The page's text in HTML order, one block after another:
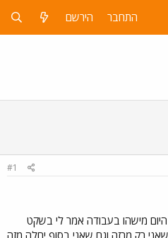
התחבר הירשם
#1
מישהו בעבודה אמר לי בשקט
רק מרזה וגם שאני בסוף יחלה מזה